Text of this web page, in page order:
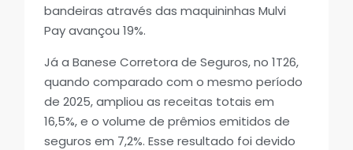
bandeiras através das maquininhas Mulvi
Pay avançou 19%.
Já a Banese Corretora de Seguros, no 1T26,
quando comparado com o mesmo período
de 2025, ampliou as receitas totais em
16,5%, e o volume de prêmios emitidos de
seguros em 7,2%. Esse resultado foi devido